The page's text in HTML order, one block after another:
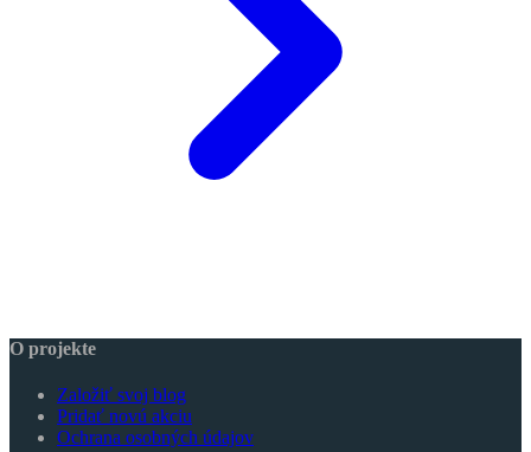
O projekte
Založiť svoj blog
Pridať novú akciu
Ochrana osobných údajov